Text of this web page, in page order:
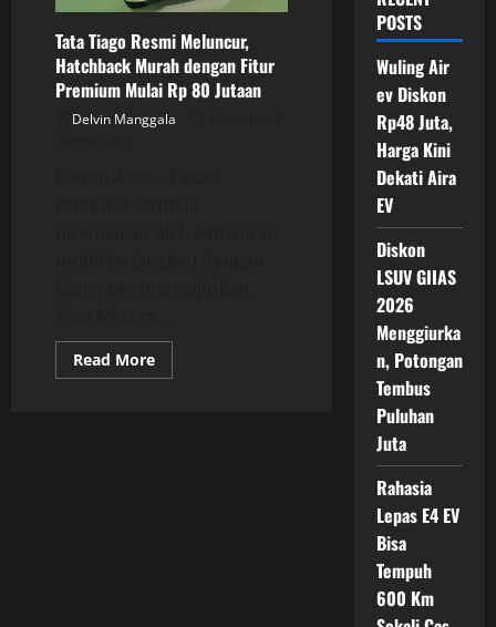
Tata Tiago Resmi Meluncur,
Hatchback Murah dengan Fitur
Premium Mulai Rp 80 Jutaan
Delvin Manggala
Read MoreRead
more
POSTS
Wuling Air
ev Diskon
Rp48 Juta,
Harga Kini
Dekati Aira
EV
Diskon
LSUV GIIAS
2026
Menggiurka
n, Potongan
Tembus
Puluhan
Juta
Rahasia
Lepas E4 EV
Bisa
Tempuh
600 Km